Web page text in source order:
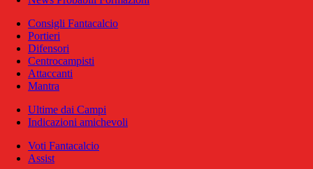
Consigli Fantacalcio
Portieri
Difensori
Centrocampisti
Attaccanti
Mantra
Ultime dai Campi
Indicazioni amichevoli
Voti Fantacalcio
Assist